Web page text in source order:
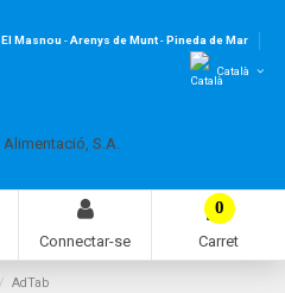
El Masnou-Arenys de Munt-Pineda de Mar
Català
Connectar-se
0
Carret
AdTab